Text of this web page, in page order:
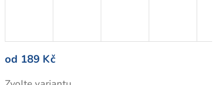
od 189 Kč